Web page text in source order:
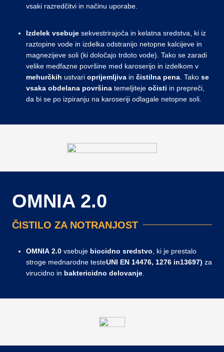
vsaki razredčitvi in načinu uporabe.
Izdelek vsebuje sekvestrirajoča in kelatna sredstva, ki iz
raztopine vode in izdelka odstranijo netopne kalcijeve in
magnezijeve soli (ki določajo trdoto vode). Tako se zaradi
velike medfazne površine med karoserijo in izdelkom v
mehurčkih ustvari oprijemljiva in čistilna pena . Tako se
vsaka obdelana površina temeljiteje očisti in prepreči,
da bi se po izpiranju na karoseriji odlagale netopne soli.
OMNIA 2.0
ČISTILO ZA NOTRANJOST
OMNIA 2.0 vsebuje biocidno sredstvo , ki je prestalo
stroge mednarodne testeUNI EN 14476, 1276 in13697) za
virucidno in baktericidno delovanje